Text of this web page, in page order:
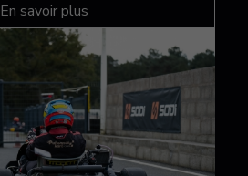
En savoir plus